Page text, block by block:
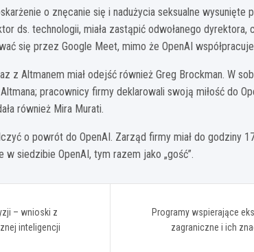
o znęcanie się i nadużycia seksualne
ds. technologii, miała zastąpić odwołanego dyrektora,
się przez Google Meet, mimo że OpenAI
z Altmanem miał odejść również Greg Brockman. W
pracownicy firmy deklarowali swoją miłość do
również Mira Murati.
o powrót do OpenAI. Zarząd firmy miał do godziny
siedzibie OpenAI, tym razem jako „gość”.
– wnioski z
inteligencji
Programy wspierające
zagraniczne i ich